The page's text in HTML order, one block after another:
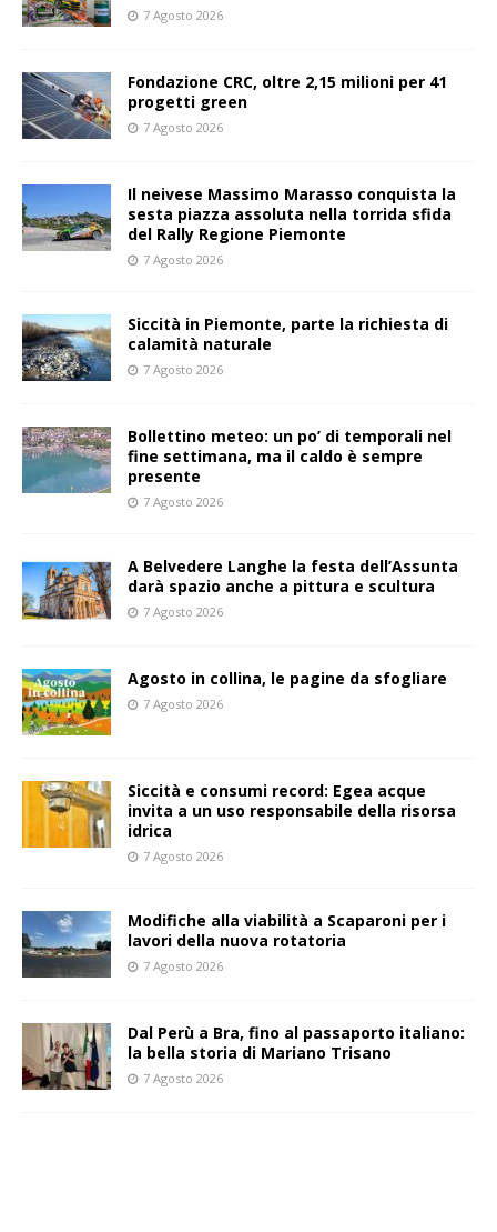
7 Agosto 2026
Fondazione CRC, oltre 2,15 milioni per 41
progetti green
7 Agosto 2026
Il neivese Massimo Marasso conquista la
sesta piazza assoluta nella torrida sfida
del Rally Regione Piemonte
7 Agosto 2026
Siccità in Piemonte, parte la richiesta di
calamità naturale
7 Agosto 2026
Bollettino meteo: un po’ di temporali nel
fine settimana, ma il caldo è sempre
presente
7 Agosto 2026
A Belvedere Langhe la festa dell’Assunta
darà spazio anche a pittura e scultura
7 Agosto 2026
Agosto in collina, le pagine da sfogliare
7 Agosto 2026
Siccità e consumi record: Egea acque
invita a un uso responsabile della risorsa
idrica
7 Agosto 2026
Modifiche alla viabilità a Scaparoni per i
lavori della nuova rotatoria
7 Agosto 2026
​Dal Perù a Bra, fino al passaporto italiano:
la bella storia di Mariano Trisano
7 Agosto 2026